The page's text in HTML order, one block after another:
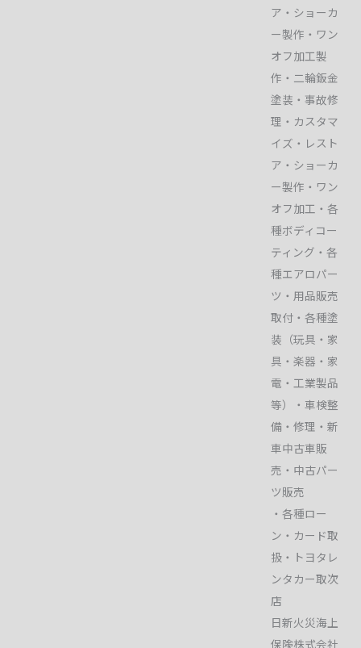
ア・ショーカ
ー製作・ワン
オフ加工製
作・二輪鈑金
塗装・事故修
理・カスタマ
イズ・レスト
ア・ショーカ
ー製作・ワン
オフ加工・各
種ボディコー
ティング・各
種エアロパー
ツ・用品販売
取付・各種塗
装（玩具・家
具・楽器・家
電・工業製品
等）・車検整
備・修理・新
車中古車販
売・中古パー
ツ販売
・各種ロー
ン・カード取
扱・トヨタレ
ンタカー取次
店
日新火災海上
保険株式会社